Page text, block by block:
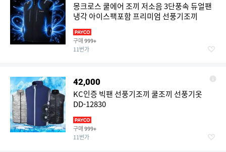
몽크로스 쿨에어 조끼 저소음 3단풍속 듀얼팬
냉각 아이스팩포함 프리미엄 선풍기조끼
구매 999+
11번가
42,000
KC인증 빅팬 선풍기조끼 쿨조끼 선풍기옷
DD-12830
구매 999+
11번가